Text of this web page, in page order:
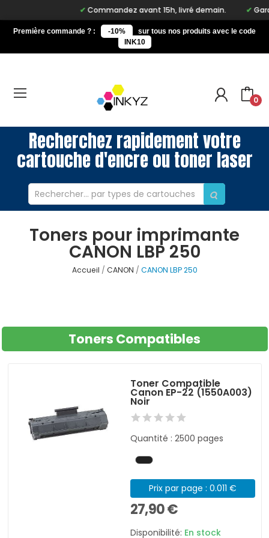
Commandez avant 15h, livré demain.
Première commande ? : -10%
sur tous nos produits avec le code
INK10
0
Recherchez rapidement votre
cartouche d'encre ou toner laser
Toners pour imprimante
CANON LBP 250
Accueil CANON CANON LBP 250
Toners Compatibles
Toner Compatible
Canon EP-22 (1550A003)
Noir
Quantité : 2500 pages
Prix par page : 0.011 €
27,90 €
Disponibilité: En stock